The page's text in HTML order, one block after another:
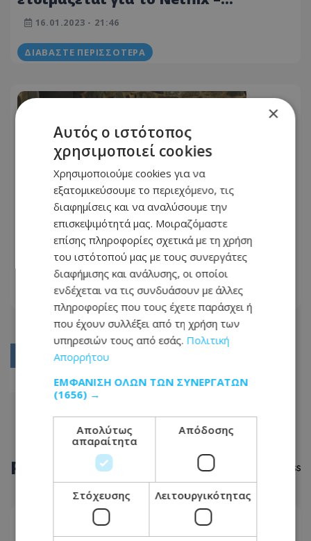
«Ευχόμαστε όλα να πάνε καλά»
(Βίντεο)
16.01.2023 - 21:46
ΔΙΑΒΆΣΤΕ ΠΕΡΙΣΣΌΤΕΡΑ
Γιώργος Τσιάκκας: Σπάνιο
στιγμιότυπο με τη γλυκιά μητέρα
του! (Φώτο)
28.04.2022 - 18:45
ΔΙΑΒΆΣΤΕ ΠΕΡΙΣΣΌΤΕΡΑ
02
ΡΟΗ ΕΙΔΗΣΕΩΝ
×
Αυτός ο ιστότοπος
χρησιμοποιεί cookies
Χρησιμοποιούμε cookies για να
εξατομικεύσουμε το περιεχόμενο, τις
διαφημίσεις και να αναλύσουμε την
επισκεψιμότητά μας. Μοιραζόμαστε
επίσης πληροφορίες σχετικά με τη χρήση
του ιστότοπού μας με τους συνεργάτες
διαφήμισης και ανάλυσης, οι οποίοι
ενδέχεται να τις συνδυάσουν με άλλες
πληροφορίες που τους έχετε παράσχει ή
που έχουν συλλέξει από τη χρήση των
υπηρεσιών τους από εσάς. Πολιτική
Απορρήτου
ΕΜΦΆΝΙΣΗ ΌΛΩΝ ΤΩΝ ΣΥΝΕΡΓΑΤΏΝ
(1656) →
Απολύτως
απαραίτητα
Απόδοσης
Στόχευσης Λειτουργικότητας